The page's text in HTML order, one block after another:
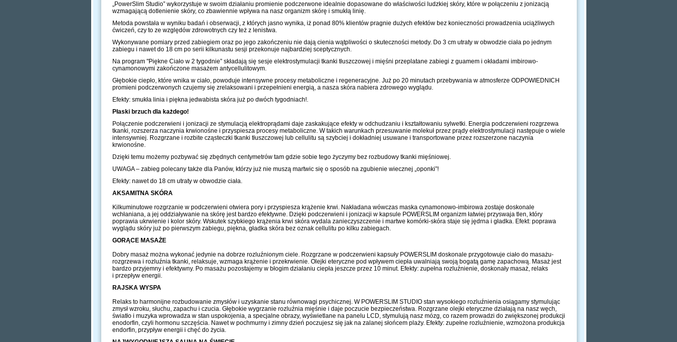
„PowerSlim Studio” wykorzystuje w swoim działaniu promienie podczerwone idealnie dopasowane do właściwości ludzkiej skóry, które w połączeniu z jonizacją
wzmagającą dotlenienie skóry, co zbawiennie wpływa na nasz organizm skórę i smukłą linię.
Metoda powstała w wyniku badań i obserwacji, z których jasno wynika, iż ponad 80% klientów pragnie dużych efektów bez konieczności prowadzenia uciążliwych
ćwiczeń, czy to ze względów zdrowotnych czy też z lenistwa.
Wykonywane pomiary przed zabiegiem oraz po jego zakończeniu nie dają cienia wątpliwości o skuteczności metody. Do 3 cm utraty w obwodzie ciała po jednym
zabiegu i nawet do 18 cm po serii kilkunastu sesji przekonuje najbardziej sceptycznych.
Na program "Piękne Ciało w 2 tygodnie” składają się sesje elektrostymulacji tkanki tłuszczowej i mięśni przeplatane zabiegi z guamem i okładami imbirowo-
cynamonowymi zakończone masażem antycellulitowym.
Głębokie ciepło, które wnika w ciało, powoduje intensywne procesy metaboliczne i regeneracyjne. Już po 20 minutach przebywania w atmosferze ODPOWIEDNICH
promieni podczerwonych czujemy się zrelaksowani i przepełnieni energią, a nasza skóra nabiera zdrowego wyglądu.
Efekty: smukła linia i piękna jedwabista skóra już po dwóch tygodniach!.
Płaski brzuch dla każdego!
Połączenie podczerwieni i jonizacji ze stymulacją elektroprądami daje zaskakujące efekty w odchudzaniu i kształtowaniu sylwetki. Energia podczerwieni rozgrzewa
tkanki, rozszerza naczynia krwionośne i przyspiesza procesy metaboliczne. W takich warunkach przesuwanie molekuł przez prądy elektrostymulacji następuje o wiele
intensywniej. Rozgrzane i rozbite cząsteczki tkanki tłuszczowej lub cellulitu są szybciej i dokładniej usuwane i transportowane przez rozszerzone naczynia
krwionośne.
Dzięki temu możemy pozbywać się zbędnych centymetrów tam gdzie sobie tego życzymy bez rozbudowy tkanki mięśniowej.
UWAGA – zabieg polecany także dla Panów, którzy już nie muszą martwic się o sposób na zgubienie wiecznej „oponki”!
Efekty: nawet do 18 cm utraty w obwodzie ciała.
AKSAMITNA SKÓRA
Kilkuminutowe rozgrzanie w podczerwieni otwiera pory i przyspiesza krążenie krwi. Nakładana wówczas maska cynamonowo-imbirowa zostaje doskonale
wchłaniana, a jej oddziaływanie na skórę jest bardzo efektywne. Dzięki podczerwieni i jonizacji w kapsule POWERSLIM organizm łatwiej przyswaja tlen, który
poprawia ukrwienie i kolor skóry. Wskutek szybkiego krążenia krwi skóra wydala zanieczyszczenie i martwe komórki-skóra staje się jędrna i gładka. Efekt: poprawa
wyglądu skóry już po pierwszym zabiegu, piękna, gładka skóra bez oznak cellulitu po kilku zabiegach.
GORĄCE MASAŻE
Dobry masaż można wykonać jedynie na dobrze rozluźnionym ciele. Rozgrzane w podczerwieni kapsuły POWERSLIM doskonale przygotowuje ciało do masażu-
rozgrzewa i rozluźnia tkanki, relaksuje, wzmaga krążenie i przekrwienie. Olejki eteryczne pod wpływem ciepła uwalniają swoją bogatą gamę zapachową. Masaż jest
bardzo przyjemny i efektywny. Po masażu pozostajemy w błogim działaniu ciepła jeszcze przez 10 minut. Efekty: zupełna rozluźnienie, doskonały masaż, relaks
i przepływ energii.
RAJSKA WYSPA
Relaks to harmonijne rozbudowanie zmysłów i uzyskanie stanu równowagi psychicznej. W POWERSLIM STUDIO stan wysokiego rozluźnienia osiągamy stymulując
zmysł wzroku, słuchu, zapachu i czucia. Głębokie wygrzanie rozluźnia mięśnie i daje poczucie bezpieczeństwa. Rozgrzane olejki eteryczne działają na nasz węch,
światło i muzyka wprowadza w stan uspokojenia, a specjalne obrazy, wyświetlane na panelu LCD, stymulują nasz mózg, co razem prowadzi do zwiększonej produkcji
enodorfin, czyli hormonu szczęścia. Nawet w pochmurny i zimny dzień poczujesz się jak na zalanej słońcem plaży. Efekty: zupełne rozluźnienie, wzmożona produkcja
endorfin, przypływ energii i chęć do życia.